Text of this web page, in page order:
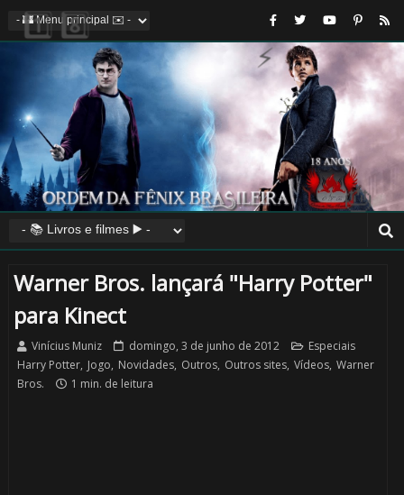
Warner Bros. lançará "Harry Potter"
para Kinect
Vinícius Muniz domingo, 3 de junho de 2012
Especiais
Harry Potter, Jogo, Novidades, Outros, Outros sites, Vídeos, Warner
Bros.
1 min. de leitura
🎂
🎂